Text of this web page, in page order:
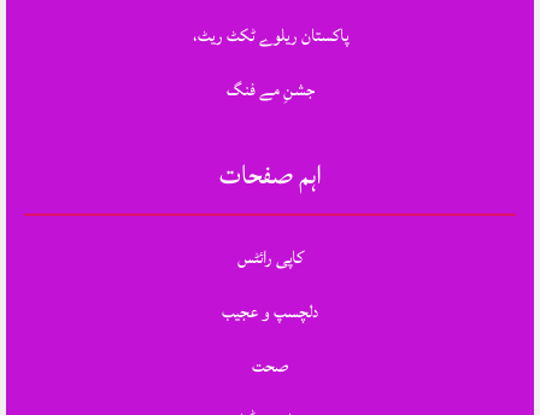
پاکستان ریلوے ٹکٹ ریٹ،
جشنِ مے فنگ
اہم صفحات
کاپی رائٹس
دلچسپ و عجیب
صحت